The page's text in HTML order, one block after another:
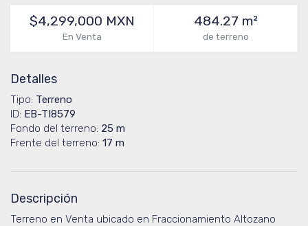
$4,299,000 MXN
En Venta
484.27 m²
de terreno
Detalles
Tipo: Terreno
ID: EB-TI8579
Fondo del terreno: 25 m
Frente del terreno: 17 m
Descripción
Terreno en Venta ubicado en Fraccionamiento Altozano